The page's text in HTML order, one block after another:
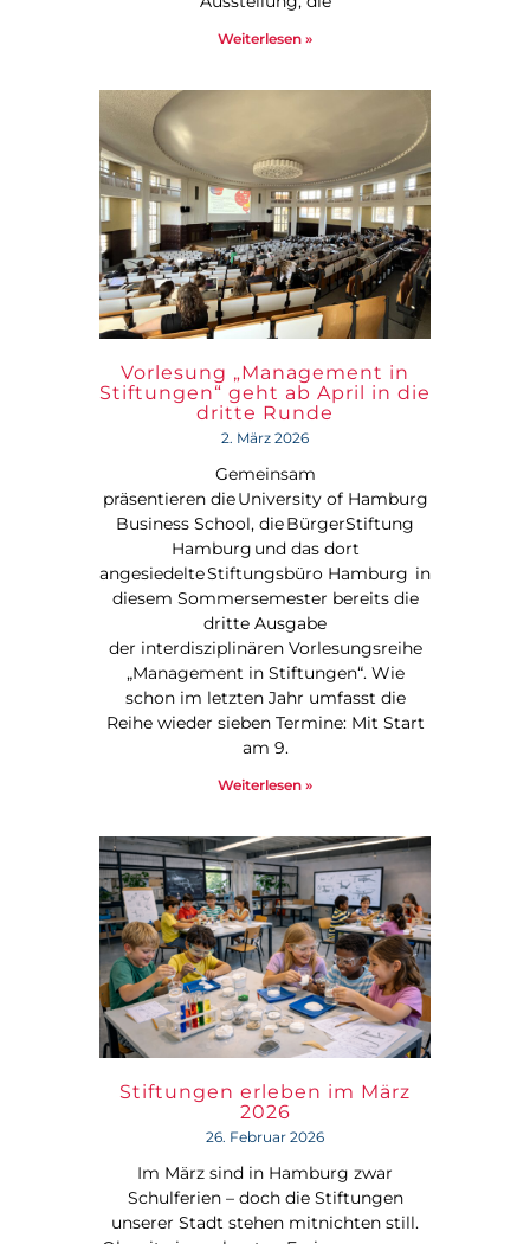
Weiterlesen »
Vorlesung „Management in
Stiftungen“ geht ab April in die
dritte Runde
2. März 2026
Gemeinsam
präsentieren die University of Hamburg
Business School, die BürgerStiftung
Hamburg und das dort
angesiedelte Stiftungsbüro Hamburg in
diesem Sommersemester bereits die
dritte Ausgabe
der interdisziplinären Vorlesungsreihe
„Management in Stiftungen“. Wie
schon im letzten Jahr umfasst die
Reihe wieder sieben Termine: Mit Start
am 9.
Weiterlesen »
Stiftungen erleben im März
2026
26. Februar 2026
Im März sind in Hamburg zwar
Schulferien – doch die Stiftungen
unserer Stadt stehen mitnichten still.